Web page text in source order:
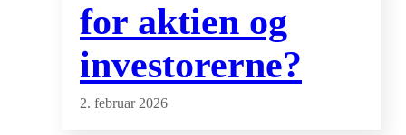
for aktien og
investorerne?
2. februar 2026